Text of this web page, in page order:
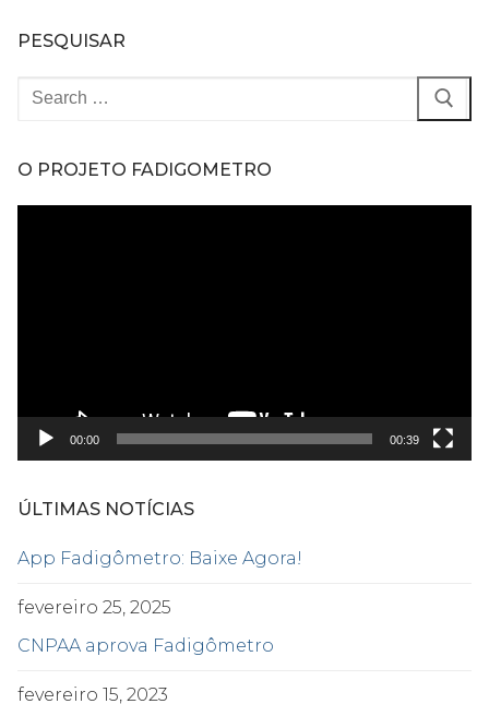
PESQUISAR
Pesquisar
O PROJETO FADIGOMETRO
00:00 00:39
ÚLTIMAS NOTÍCIAS
App Fadigômetro: Baixe Agora!
fevereiro 25, 2025
CNPAA aprova Fadigômetro
fevereiro 15, 2023